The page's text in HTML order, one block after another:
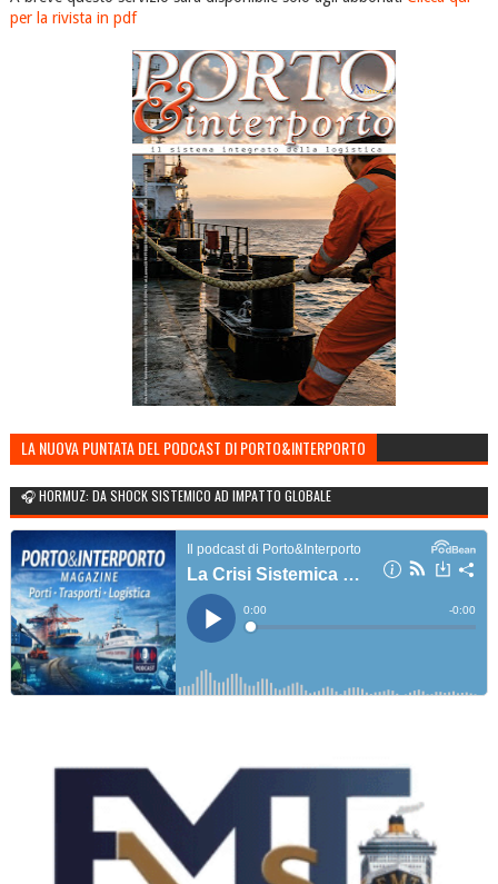
per la rivista in pdf
LA NUOVA PUNTATA DEL PODCAST DI PORTO&INTERPORTO
🎧 HORMUZ: DA SHOCK SISTEMICO AD IMPATTO GLOBALE